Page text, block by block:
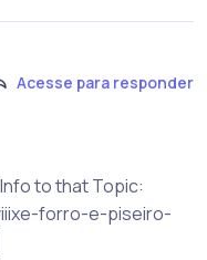
Acesse para responder
to that Topic:
forro-e-piseiro-